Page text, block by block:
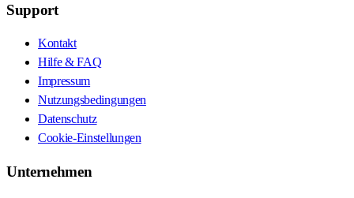
Support
Kontakt
Hilfe & FAQ
Impressum
Nutzungsbedingungen
Datenschutz
Cookie-Einstellungen
Unternehmen